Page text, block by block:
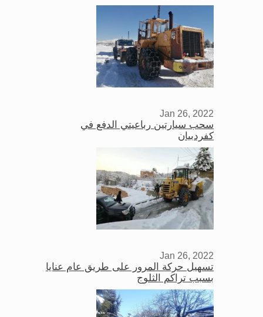
Jan 26, 2022
سحب سيارتين رباعيتي الدفع في
كفردبيان
Jan 26, 2022
تسهيل حركة المرور على طريق عام عنايا
بسبب تراكم الثلوج